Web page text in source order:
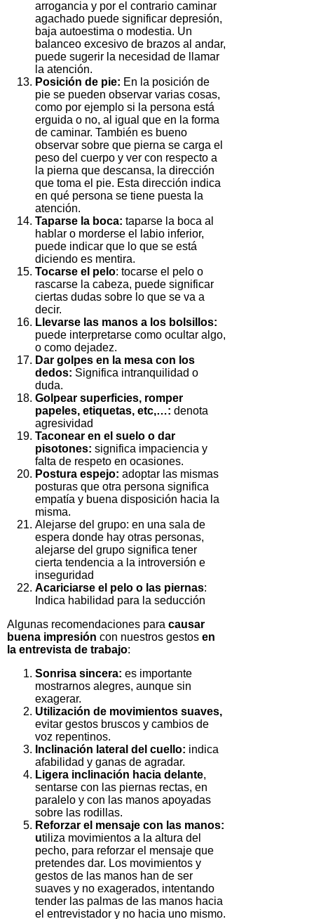
arrogancia y por el contrario caminar
agachado puede significar depresión,
baja autoestima o modestia. Un
balanceo excesivo de brazos al andar,
puede sugerir la necesidad de llamar
la atención.
Posición de pie: En la posición de
pie se pueden observar varias cosas,
como por ejemplo si la persona está
erguida o no, al igual que en la forma
de caminar. También es bueno
observar sobre que pierna se carga el
peso del cuerpo y ver con respecto a
la pierna que descansa, la dirección
que toma el pie. Esta dirección indica
en qué persona se tiene puesta la
atención.
Taparse la boca: taparse la boca al
hablar o morderse el labio inferior,
puede indicar que lo que se está
diciendo es mentira.
Tocarse el pelo: tocarse el pelo o
rascarse la cabeza, puede significar
ciertas dudas sobre lo que se va a
decir.
Llevarse las manos a los bolsillos:
puede interpretarse como ocultar algo,
o como dejadez.
Dar golpes en la mesa con los
dedos: Significa intranquilidad o
duda.
Golpear superficies, romper
papeles, etiquetas, etc,…: denota
agresividad
Taconear en el suelo o dar
pisotones: significa impaciencia y
falta de respeto en ocasiones.
Postura espejo: adoptar las mismas
posturas que otra persona significa
empatía y buena disposición hacia la
misma.
Alejarse del grupo: en una sala de
espera donde hay otras personas,
alejarse del grupo significa tener
cierta tendencia a la introversión e
inseguridad
Acariciarse el pelo o las piernas:
Indica habilidad para la seducción
Algunas recomendaciones para causar
buena impresión con nuestros gestos en
la entrevista de trabajo:
Sonrisa sincera: es importante
mostrarnos alegres, aunque sin
exagerar.
Utilización de movimientos suaves,
evitar gestos bruscos y cambios de
voz repentinos.
Inclinación lateral del cuello: indica
afabilidad y ganas de agradar.
Ligera inclinación hacia delante,
sentarse con las piernas rectas, en
paralelo y con las manos apoyadas
sobre las rodillas.
Reforzar el mensaje con las manos:
utiliza movimientos a la altura del
pecho, para reforzar el mensaje que
pretendes dar. Los movimientos y
gestos de las manos han de ser
suaves y no exagerados, intentando
tender las palmas de las manos hacia
el entrevistador y no hacia uno mismo.